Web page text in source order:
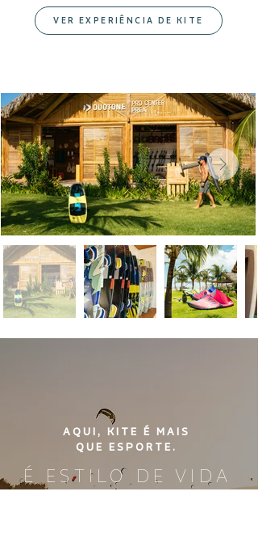
VER EXPERIÊNCIA DE KITE
AQUI, KITE É MAIS
QUE ESPORTE.
É ESTILO DE VIDA